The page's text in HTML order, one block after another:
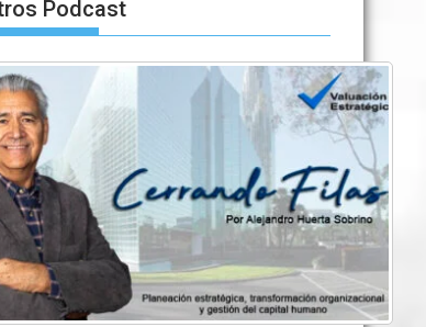
Podcast